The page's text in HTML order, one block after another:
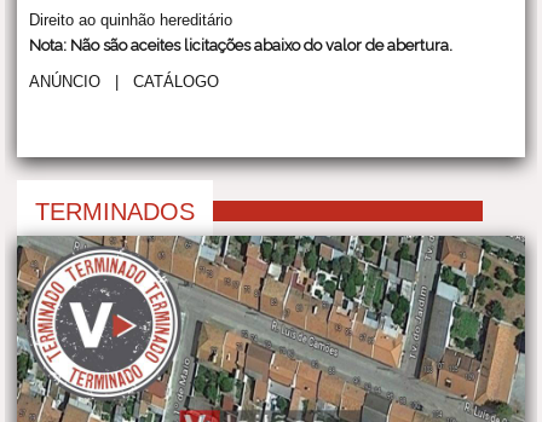
Direito ao quinhão hereditário
Nota: Não são aceites licitações abaixo do valor de abertura.
ANÚNCIO |CATÁLOGO
TERMINADOS